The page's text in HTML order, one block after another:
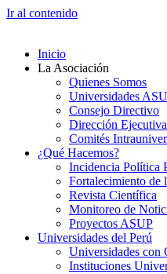
Ir al contenido
Inicio
La Asociación
Quienes Somos
Universidades
Consejo Directivo
Dirección Ejecutiva
Comités
¿Qué Hacemos?
Incidencia Política
Fortalecimiento de
Revista Científica
Monitoreo de
Proyectos ASUP
Universidades del Perú
Universidades con
Instituciones